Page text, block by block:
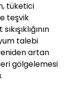
tüketici
teşvik
talebi
artan
gölgelemesi